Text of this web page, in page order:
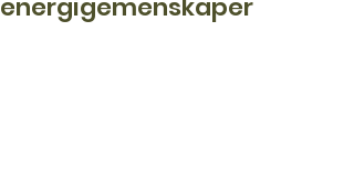
energigemenskaper